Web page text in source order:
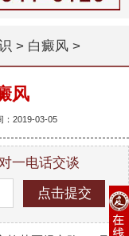
> 白癜风>
风
：2019-03-05
一电话交谈